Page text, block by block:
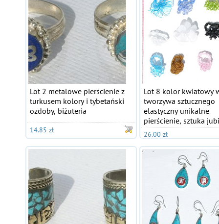
Lot 2 metalowe pierścienie z
turkusem kolory i tybetański
ozdoby, biżuteria
14.85 zł
Lot 8 kolor kwiatowy
tworzywa sztucznego
elastyczny unikalne
pierścienie, sztuka
26.00 zł